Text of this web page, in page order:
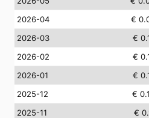
2026-04
€
2026-03
€
2026-02
€
2026-01
€
2025-12
€
2025-11
€